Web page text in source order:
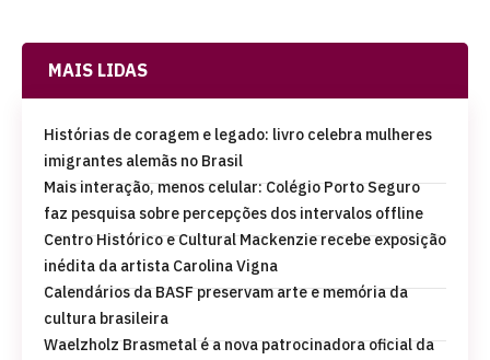
MAIS LIDAS
Histórias de coragem e legado: livro celebra mulheres
imigrantes alemãs no Brasil
Mais interação, menos celular: Colégio Porto Seguro
faz pesquisa sobre percepções dos intervalos offline
Centro Histórico e Cultural Mackenzie recebe exposição
inédita da artista Carolina Vigna
Calendários da BASF preservam arte e memória da
cultura brasileira
Waelzholz Brasmetal é a nova patrocinadora oficial da